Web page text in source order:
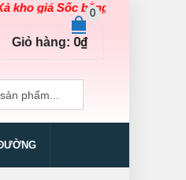
Sốc bằng giá Gốc
0
Giỏ hàng: 0₫